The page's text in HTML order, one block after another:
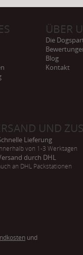
ÜBER
Die
Blog
Kontakt
UND
Lieferung
von 1-3 Werktagen
durch DHL
an DHL Packstationen
und